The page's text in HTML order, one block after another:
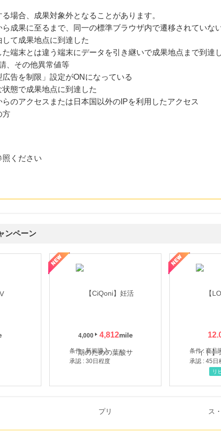
場合、成果対象外となることがあります。
ら成果に至るまで、同一の標準ブラウザ内で遷移されていな
して成果地点に到達した
た端末とは違う端末にデータを引き継いで成果地点まで到達
、その他異常値等
広告を制限」設定がONになっている
状態で成果地点に到達した
らのアクセスまたは日本国以外のIPを利用したアクセス
方
照ください
ンペーン
4,000 4,812
条件 : 新規購入
承認 : 30日程度
条件 : 商品
承認 : 45日
ース・バッグ
リ
ライブ】創業70年の信頼と高価買取を実現！ブランド品・貴金属の無料